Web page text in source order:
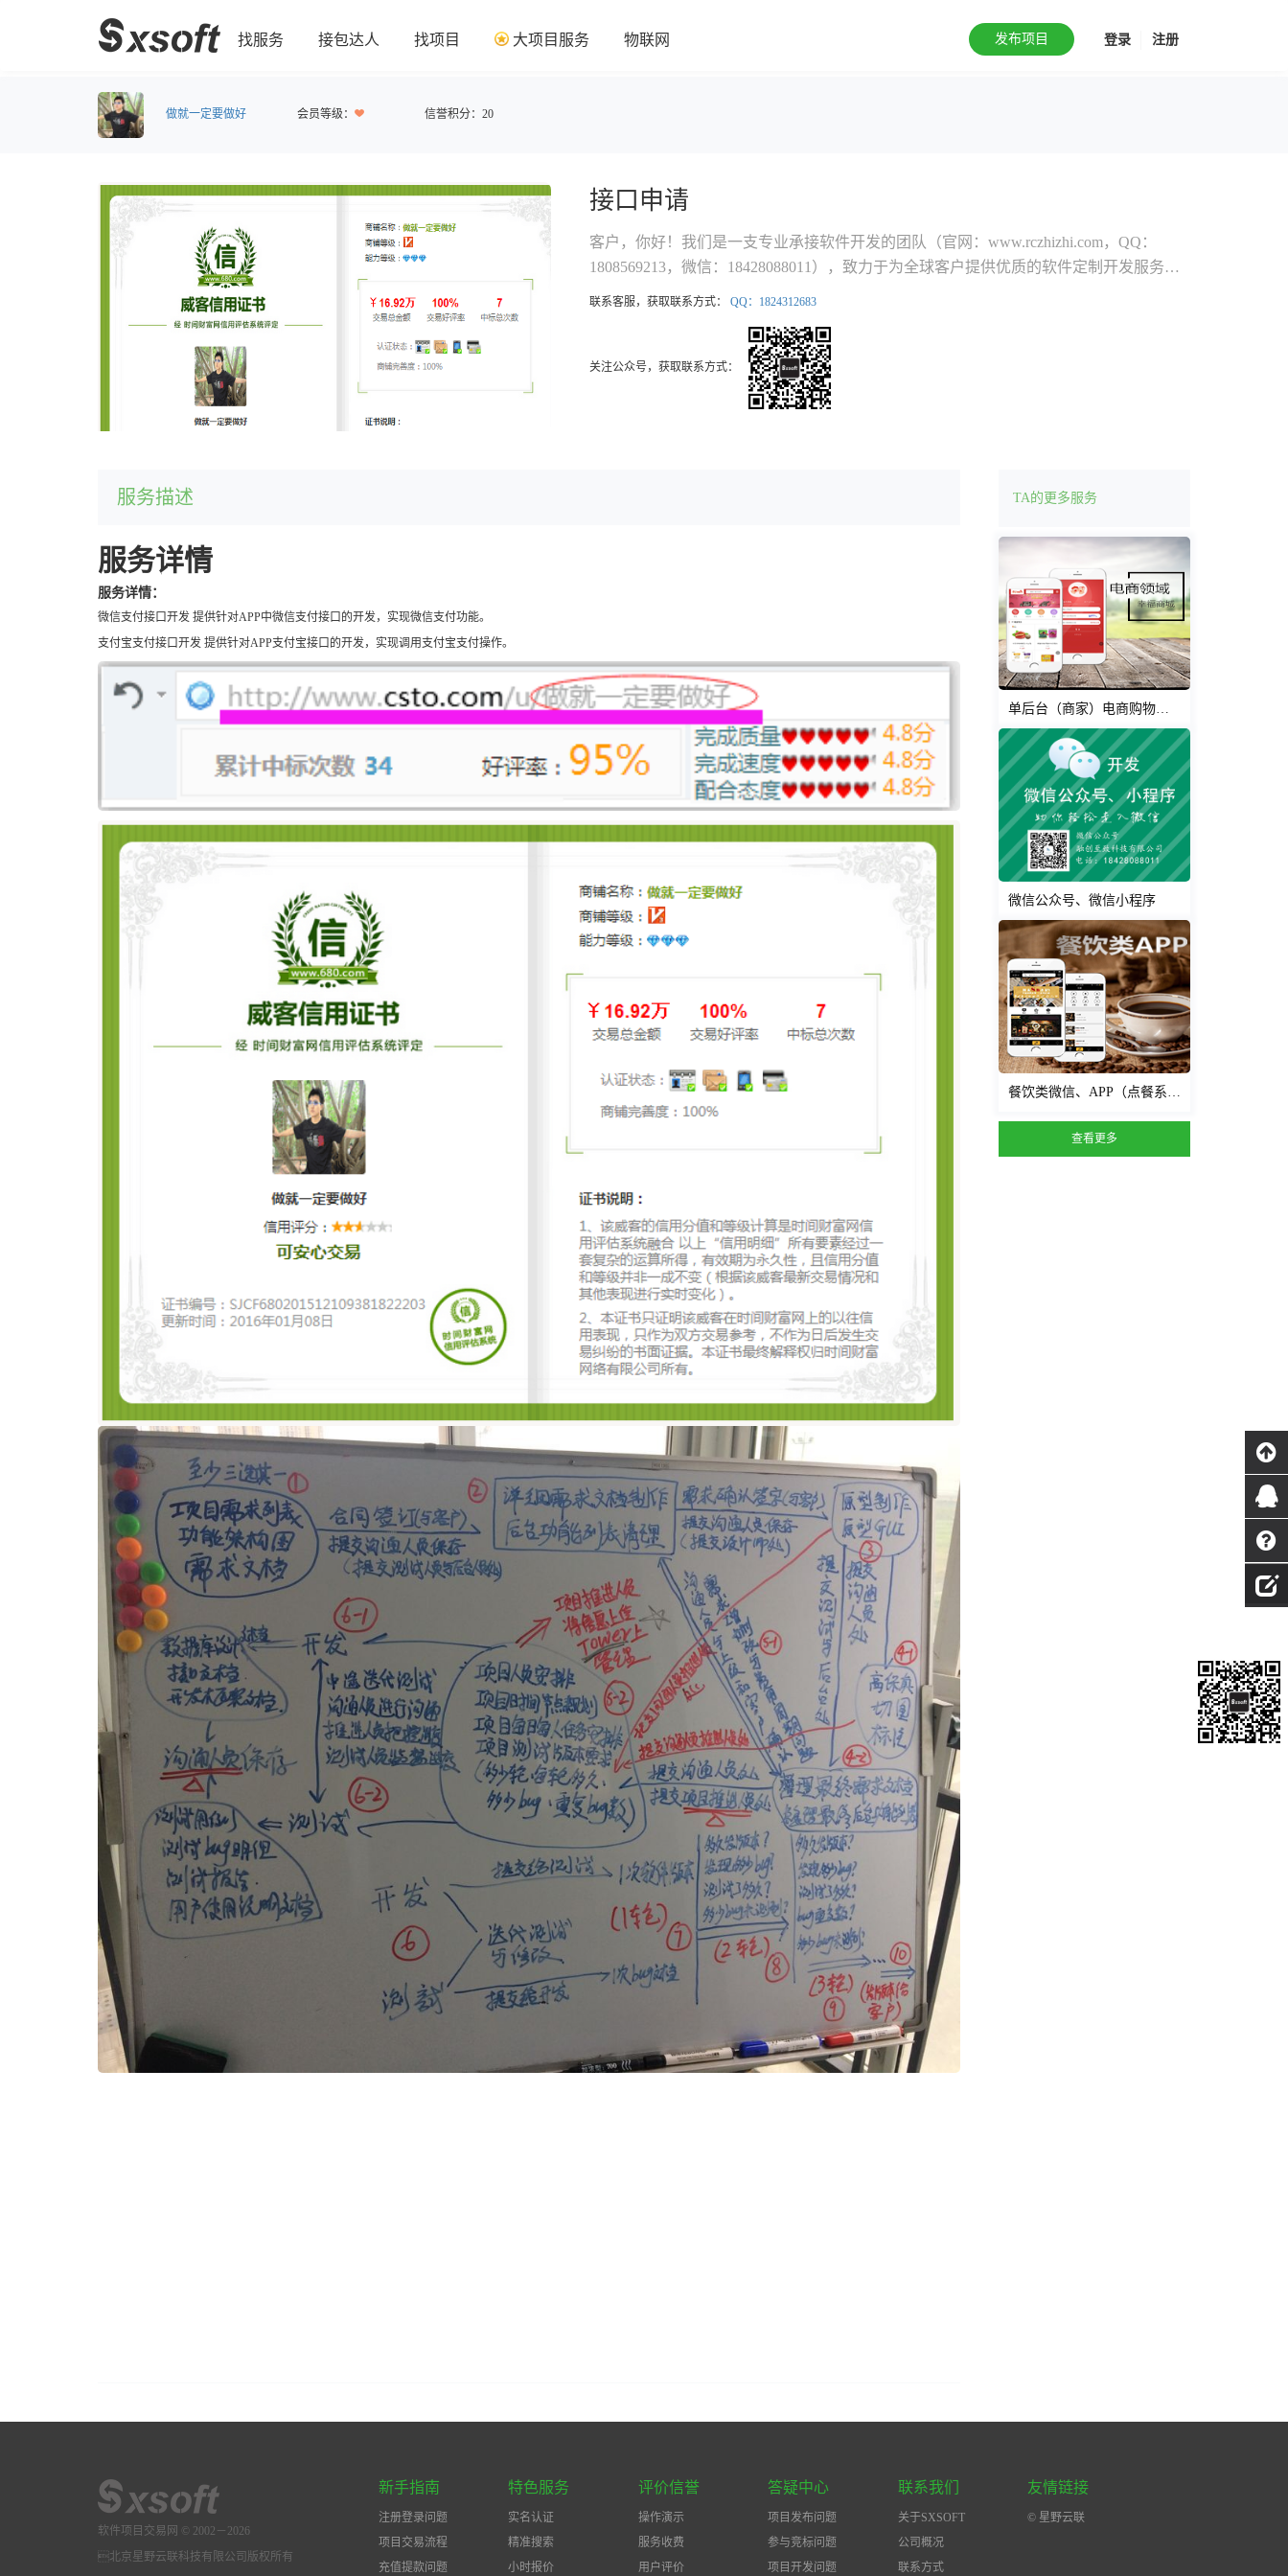
找服务 接包达人 找项目 大项目服务 物联网 登录 注册
发布项目
做就一定要做好 会员等级： 信誉积分：20
接口申请
客户，你好！我们是一支专业承接软件开发的团队（官网：www.rczhizhi.com，QQ：
1808569213，微信：18428088011），致力于为全球客户提供优质的软件定制开发服务
（ITO）。团队以“ do it well if you do it at all !”为服务宗旨,始终坚持客户满意为最终目标,
HTML/JAVASCRIPT/CSS 、Ajax、HTML5以及图形设计等几十种语言、技术；团队成立
了分工明确的客户需求获取组、界面设计美工组、软件开发组、软件测试组和软件实施部
署组；并引进国外先进的软件开发标准流程与管理方法，通过CMM/CMMI、bugzilla、
发的部分项目已取得巨大成功，例如：衣适衫APP，已拿到3轮融资！七彩云夺宝APP，
轮融资完毕！微信公众号速位，已拿到5000万投资！惠恩思APP，微信公众号稳赚宝，We
小秘等项目均有望拿到大额投资！ 我们将和科技一起，站在您的背后，竭尽所能，助您
联系客服，获取联系方式： QQ：1824312683
关注公众号，获取联系方式：
服务描述
服务详情
服务详情：
微信支付接口开发 提供针对APP中微信支付接口的开发，实现微信支付功能。
支付宝支付接口开发 提供针对APP支付宝接口的开发，实现调用支付宝支付操作。
TA的更多服务
单后台（商家）电商购物平台、多后台（商家）电商购物平台
微信公众号、微信小程序
餐饮类微信、APP（点餐系统、外卖系统）
查看更多
软件项目交易网 © 2002－2026
北京星野云联科技有限公司版权所有
新手指南
注册登录问题
项目交易流程
充值提款问题
特色服务
实名认证
精准搜索
小时报价
评价信誉
操作演示
服务收费
用户评价
答疑中心
项目发布问题
参与竞标问题
项目开发问题
联系我们
关于SXSOFT
公司概况
联系方式
友情链接
© 星野云联